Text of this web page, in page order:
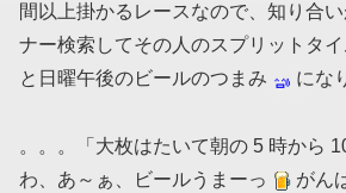
間以上掛かるレースなので、知り合
ナー検索してその人のスプリットタ
と日曜午後のビールのつまみ
にな
。。。「大枚はたいて朝の 5 時から
わ、あ～ぁ、ビールうまーっ
がん